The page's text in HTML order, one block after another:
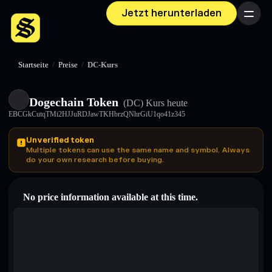
Jetzt herunterladen Menü
Startseite / Preise / DC-Kurs
Dogechain Token (DC) Kurs heute
EBCGkCutqTMi2HJJuRDJawTKHbrzQNhrGiU1qo41z345
Unverified token
Multiple tokens can use the same name and symbol. Always
do your own research before buying.
No price information available at this time.